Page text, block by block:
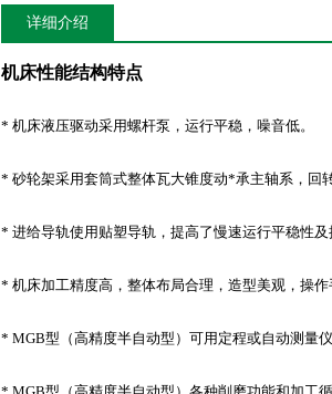
详细介绍
机床性能结构特点
* 机床液压驱动采用螺杆泵，运行平稳，噪音低。
* 砂轮架采用套筒式整体瓦大锥度动*承主轴系，回
* 进给导轨使用贴塑导轨，提高了慢速运行平稳性及
* 机床加工精度高，整体布局合理，造型美观，操作
* MGB型（高精度半自动型）可用定程或自动测量